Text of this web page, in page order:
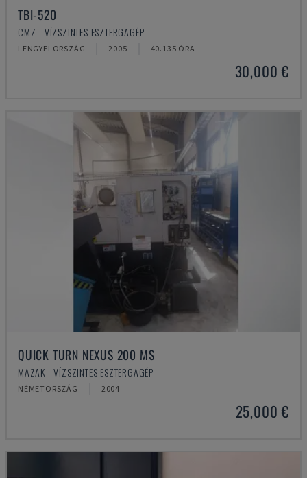
TBI-520
CMZ - VÍZSZINTES ESZTERGAGÉP
LENGYELORSZÁG 2005 40.135 ÓRA
30,000 €
QUICK TURN NEXUS 200 MS
MAZAK - VÍZSZINTES ESZTERGAGÉP
NÉMETORSZÁG 2004
25,000 €